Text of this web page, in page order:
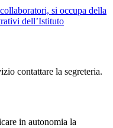
si occupa della
dell’Istituto
contattare la segreteria.
in autonomia la